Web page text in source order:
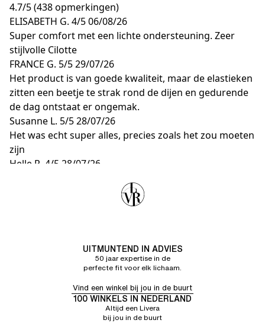
4.7/5(438 opmerkingen)
ELISABETH G. 4/506/08/26
Super comfort met een lichte ondersteuning. Zeer
stijlvolle Cilotte
FRANCE G. 5/529/07/26
Het product is van goede kwaliteit, maar de elastieken
zitten een beetje te strak rond de dijen en gedurende
de dag ontstaat er ongemak.
Susanne L. 5/528/07/26
Het was echt super alles, precies zoals het zou moeten
zijn
Helle R. 4/5 28/07/26
UITMUNTEND IN ADVIES
50 jaar expertise in de
perfecte fit voor elk lichaam.
Vind een winkel bij jou in de buurt
100 WINKELS IN NEDERLAND
Altijd een Livera
bij jou in de buurt